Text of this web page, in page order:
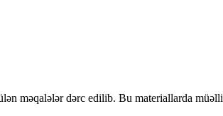
məqalələr dərc edilib. Bu materiallarda